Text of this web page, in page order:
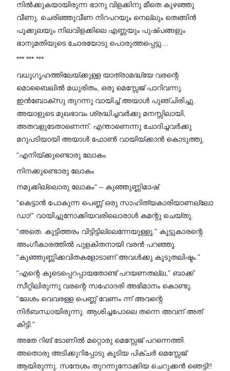
നിൽക്കുകയായിരുന്ന ഭാനു വിളക്കിനു മീതെ കുഴഞ്ഞു
വീണു. ചെരിഞ്ഞുവീണ നിറപറയും നെല്ലും തെങ്ങിൻ
പൂക്കുലയും നിലവിളക്കിലെ എണ്ണയും പുഷ്‌പങ്ങളും
ഭാനുമതിയുടെ ചോരയോടു പൊരുത്തപ്പെട്ടു…
*** *** ***
വധൂഗൃഹത്തിലേയ്ക്കുള്ള യാത്രാമദ്ധ്യേ വരന്റെ
മൊബൈലിൽ മധുരിതം, ഒരു മെസ്സേജ് പാറിവന്നു.
ഇൻബോക്സു തുറന്നു വായിച്ച് അയാൾ പുഞ്ചിരിച്ചു.
അയാളുടെ മുഖഭാവം ശ്രദ്ധിച്ചവർക്കു മനസ്സിലായി,
അതവളുടേതാണെന്ന്. എന്താണെന്നു ചോദിച്ചവർക്കു
മറുപടിയായി അയാൾ ഫോൺ വായിയ്ക്കാൻ കൊടുത്തു.
“എനിയ്ക്കുണ്ടൊരു ലോകം
നിനക്കുണ്ടൊരു ലോകം
നമുക്കില്ലൊരു ലോകം“ – കുഞ്ഞുണ്ണിമാഷ്
“കെട്ടാൻ പോകുന്ന പെണ്ണ് ഒരു സാഹിത്യകാരിയാണല്ലോ
ഡാ!” വായിച്ചുനോക്കിയവരിലൊരാൾ കമന്റു ചെയ്തു.
“അതെ. കുട്ടിത്തരം വിട്ടിട്ടില്ലെന്നേയുള്ളൂ.” കൂട്ടുകാരന്റെ
അംഗീകാരത്തിൽ പുളകിതനായി വരൻ പറഞ്ഞൂ.
“കുഞ്ഞുണ്ണിക്കവിതകളോടാണ് അവൾക്കു കൂടുതലിഷ്ടം.”
“എന്റെ കൂടെപ്പെറപ്പായതോണ്ട് പറയണതല്ല,” ബാക്ക്
സീറ്റിലിരുന്നു വരന്റെ സഹോദരി അഭിമാനം കൊണ്ടു.
“ലേശം വെവരള്ള പെണ്ണ് വേണം ന്ന് അവന്റെ
നിർബന്ധായിരുന്നു. ആശിച്ചപോലെ തന്നെ അവന് അത്
കിട്ടി.”
അതേ റിങ് ടോണിൽ മറ്റൊരു മെസ്സേജ് പറന്നെത്തി.
അതൊരു അടിക്കുറിപ്പോടു കൂടിയ പിക്ചർ മെസ്സേജ്
ആയിരുന്നു. സന്ദേശം തുറന്നുനോക്കിയ ചെറുക്കൻ ഞെട്ടി!!